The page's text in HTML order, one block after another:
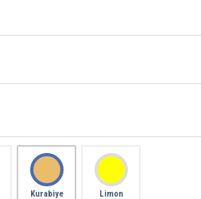
Kurabiye
Limon